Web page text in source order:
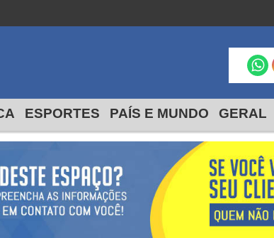
max
ESPORTES PAÍS E MUNDO GERAL